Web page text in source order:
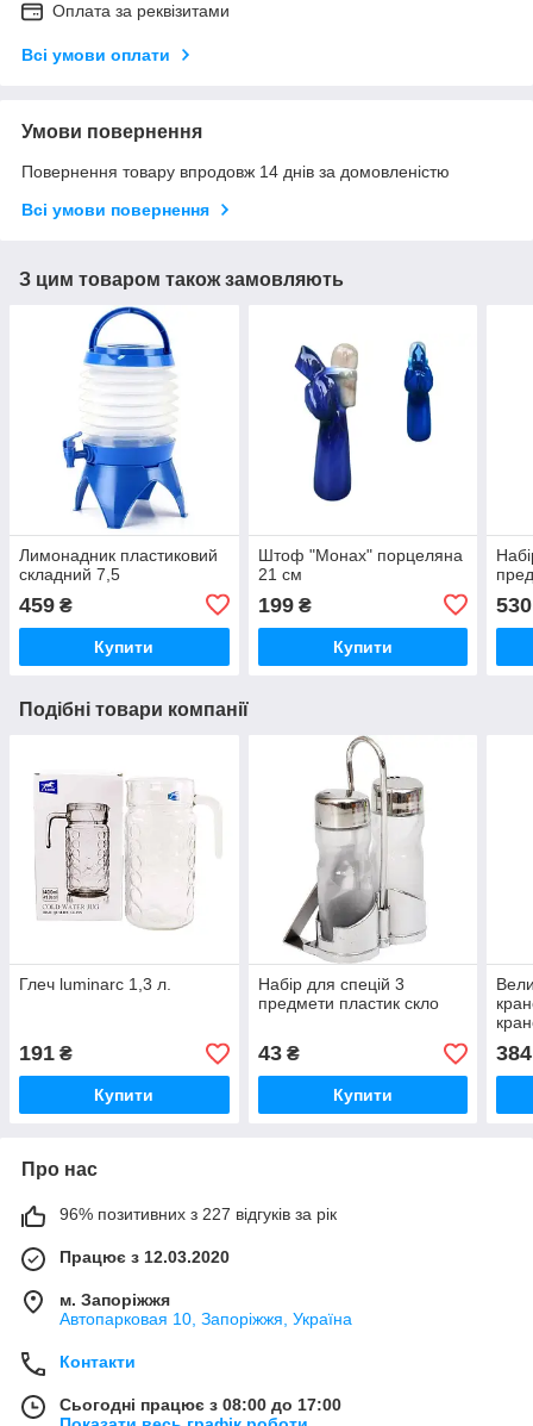
Оплата за реквізитами
Всі умови оплати
Умови повернення
Повернення товару впродовж 14 днів за домовленістю
Всі умови повернення
З цим товаром також замовляють
Лимонадник пластиковий
складний 7,5
459 ₴
Купити
Штоф "Монах" порцеляна
21 см
199₴
Купити
530
Подібні товари компанії
Глеч luminarc 1,3 л.
191 ₴
Купити
Набір для спецій 3
предмети пластик скло
43₴
Купити
384
Про нас
96% позитивних з 227 відгуків за рік
Працює з 12.03.2020
м. Запоріжжя
Автопарковая 10, Запоріжжя, Україна
Контакти
Сьогодні працює з 08:00 до 17:00